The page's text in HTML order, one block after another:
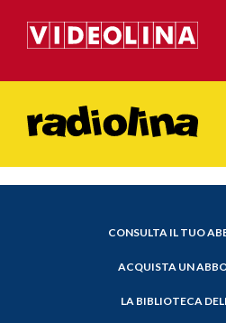
CONSULTA IL TUO
ACQUISTA UN
LA BIBLIOTECA